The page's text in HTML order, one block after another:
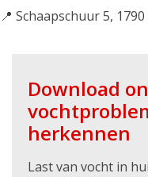
📍 Schaapschuur 5,
Download
herkennen
Last van vocht in